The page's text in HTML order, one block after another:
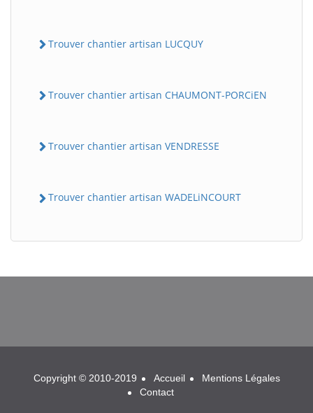
Trouver chantier artisan LUCQUY
Trouver chantier artisan CHAUMONT-PORCiEN
Trouver chantier artisan VENDRESSE
Trouver chantier artisan WADELiNCOURT
BatiWebPro
Copyright © 2010-2019 Accueil
Mentions Légales
Contact